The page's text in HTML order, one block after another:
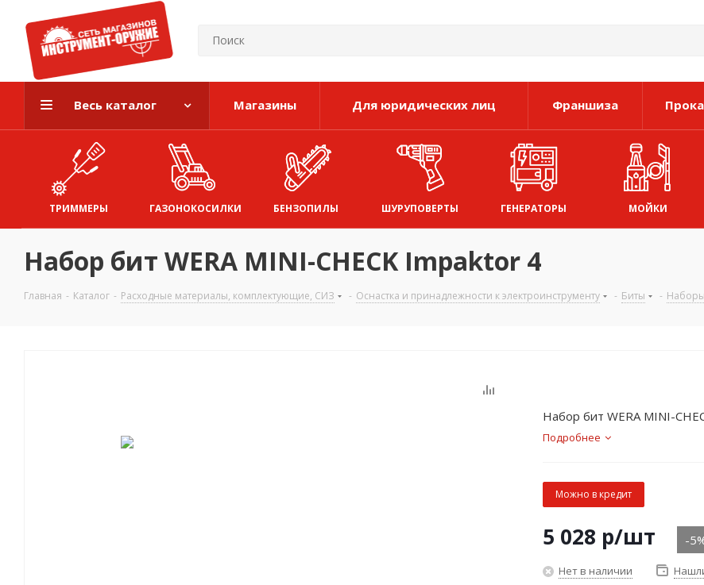
Весь каталог Магазины Для юридических лиц Франшиза
ТРИММЕРЫ ГАЗОНОКОСИЛКИ БЕНЗОПИЛЫ ШУРУПОВЕРТЫ ГЕНЕРАТОРЫ МОЙКИ
Набор бит WERA MINI-CHECK Impaktor 4
Главная - Каталог - Расходные материалы, комплектующие, СИЗ - Оснастка и принадлежности к электроинструменту - Биты -
Набор бит WERA MINI-
Подробнее
Можно в кредит
5 028 р/шт -
Нет в наличии